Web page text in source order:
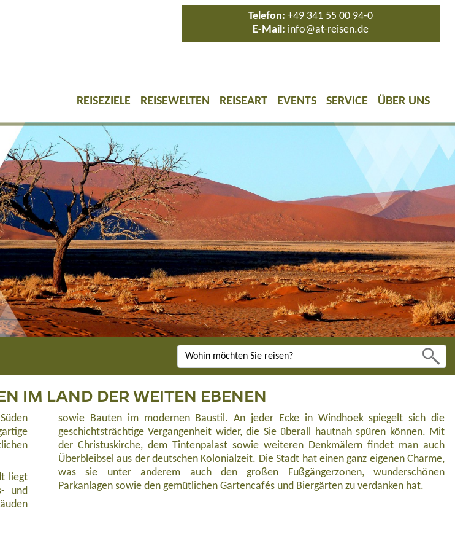
Telefon: +49 341 55 00 94-0
E-Mail: info@at-reisen.de
REISEZIELE REISEWELTEN REISEART EVENTS SERVICE ÜBER UNS
IM LAND DER WEITEN EBENEN
liegt
und
sowie Bauten im modernen Baustil. An jeder Ecke in Windhoek spiegelt sich die
geschichtsträchtige Vergangenheit wider, die Sie überall hautnah spüren können. Mit
der Christuskirche, dem Tintenpalast sowie weiteren Denkmälern findet man auch
Überbleibsel aus der deutschen Kolonialzeit. Die Stadt hat einen ganz eigenen Charme,
was sie unter anderem auch den großen Fußgängerzonen, wunderschönen
Parkanlagen sowie den gemütlichen Gartencafés und Biergärten zu verdanken hat.